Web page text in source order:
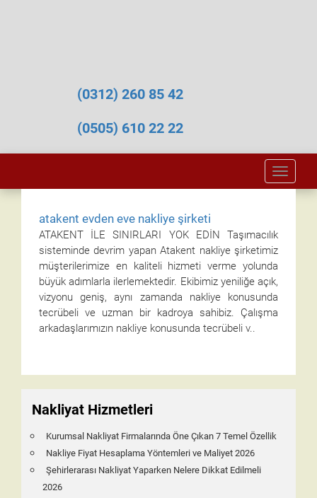
(0312) 260 85 42
(0505) 610 22 22
Toggle
atakent evden eve nakliye şirketi
ATAKENT İLE SINIRLARI YOK EDİN Taşımacılık
sisteminde devrim yapan Atakent nakliye şirketimiz
müşterilerimize en kaliteli hizmeti verme yolunda
büyük adımlarla ilerlemektedir. Ekibimiz yeniliğe açık,
vizyonu geniş, aynı zamanda nakliye konusunda
tecrübeli ve uzman bir kadroya sahibiz. Çalışma
arkadaşlarımızın nakliye konusunda tecrübeli v..
Nakliyat Hizmetleri
Kurumsal Nakliyat Firmalarında Öne Çıkan 7 Temel Özellik
Nakliye Fiyat Hesaplama Yöntemleri ve Maliyet 2026
Şehirlerarası Nakliyat Yaparken Nelere Dikkat Edilmeli
2026